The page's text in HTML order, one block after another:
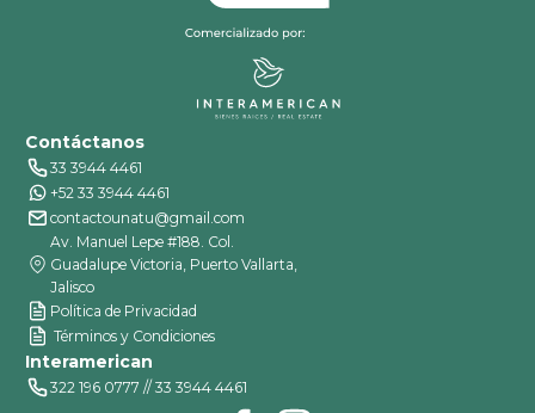
Contáctanos
33 3944 4461
+52 33 3944 4461
contactounatu@gmail.com
Av. Manuel Lepe #188. Col.
Guadalupe Victoria, Puerto Vallarta,
Jalisco
Política de Privacidad
Términos y Condiciones
Interamerican
322 196 0777 // 33 3944 4461